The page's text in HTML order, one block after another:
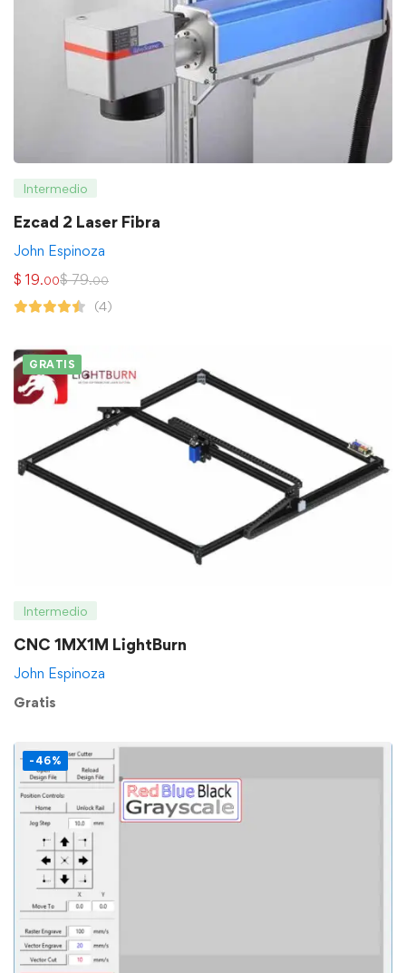
Intermedio
Ezcad 2 Laser Fibra
John Espinoza
$ 19.00$79.00
(4)
GRATIS
Intermedio
CNC 1MX1M LightBurn
John Espinoza
Gratis
-46%